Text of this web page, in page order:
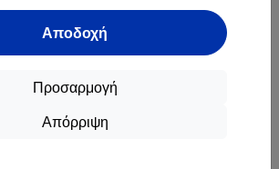
Αποδοχή
Προσαρμογή
Απόρριψη
Διαθέσιμο > 5 τεμ
-5%